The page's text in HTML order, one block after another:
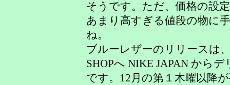
そうです。ただ、価格の設
あまり高すぎる値段の物に
ね。
ブルーレザーのリリースは
SHOPへ NIKE JAPAN から
です。12月の第１木曜以降